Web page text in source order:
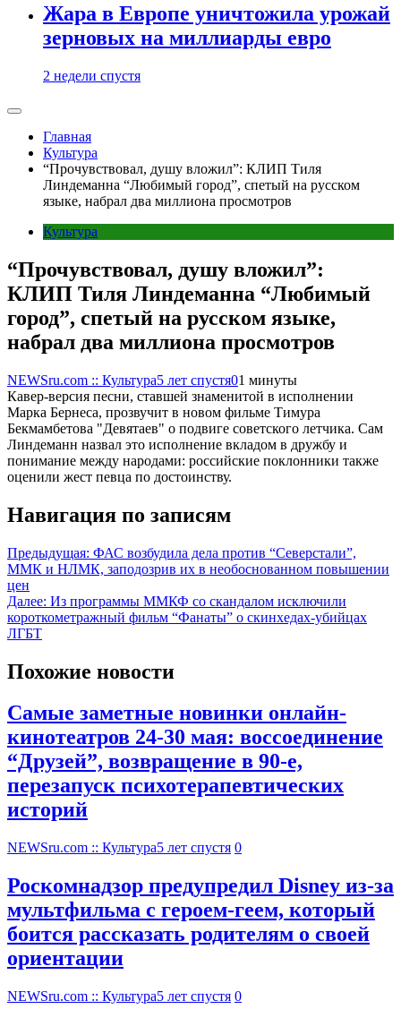
Жара в Европе уничтожила урожай
зерновых на миллиарды евро
2 недели спустя
Главная
Культура
“Прочувствовал, душу вложил”: КЛИП Тиля
Линдеманна “Любимый город”, спетый на русском
языке, набрал два миллиона просмотров
Культура
“Прочувствовал, душу вложил”:
КЛИП Тиля Линдеманна “Любимый
город”, спетый на русском языке,
набрал два миллиона просмотров
NEWSru.com :: Культура5 лет спустя01 минуты
Кавер-версия песни, ставшей знаменитой в исполнении
Марка Бернеса, прозвучит в новом фильме Тимура
Бекмамбетова "Девятаев" о подвиге советского летчика. Сам
Линдеманн назвал это исполнение вкладом в дружбу и
понимание между народами: российские поклонники также
оценили жест певца по достоинству.
Навигация по записям
Предыдущая: ФАС возбудила дела против “Северстали”,
ММК и НЛМК, заподозрив их в необоснованном повышении
цен
Далее: Из программы ММКФ со скандалом исключили
короткометражный фильм “Фанаты” о скинхедах-убийцах
ЛГБТ
Похожие новости
Самые заметные новинки онлайн-
кинотеатров 24-30 мая: воссоединение
“Друзей”, возвращение в 90-е,
перезапуск психотерапевтических
историй
NEWSru.com :: Культура5 лет спустя 0
Роскомнадзор предупредил Disney из-за
мультфильма c героем-геем, который
боится рассказать родителям о своей
ориентации
NEWSru.com :: Культура5 лет спустя 0